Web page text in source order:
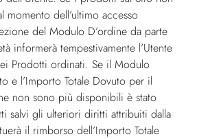
dell’ultimo accesso
del Modulo D’ordine da parte
informerà tempestivamente l’Utente
Prodotti ordinati. Se il Modulo
e l’Importo Totale Dovuto per il
non sono più disponibili è stato
salvi gli ulteriori diritti attribuiti dalla
il rimborso dell’Importo Totale